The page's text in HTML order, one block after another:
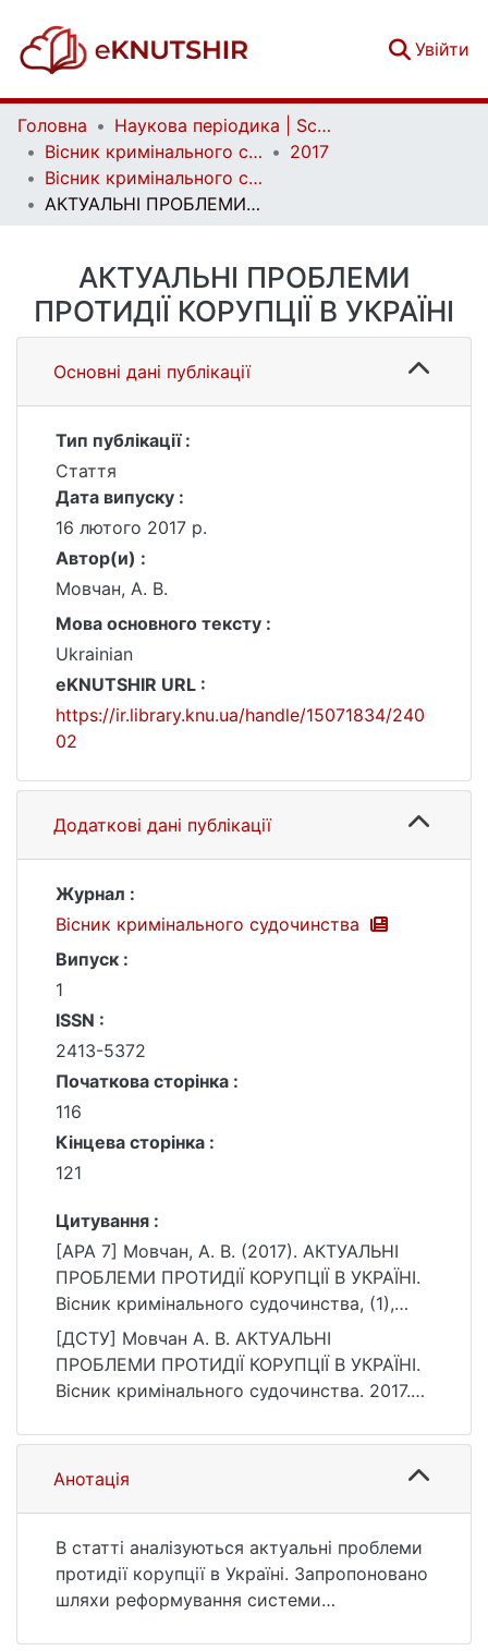
Увійти
Головна
Наукова періодика | Scientific periodicals
Вісник кримінального судочинства | Herald of criminal justice
2017
Вісник кримінального судочинства. № 1
АКТУАЛЬНІ ПРОБЛЕМИ ПРОТИДІЇ КОРУПЦІЇ В УКРАЇНІ
АКТУАЛЬНІ ПРОБЛЕМИ
ПРОТИДІЇ КОРУПЦІЇ В УКРАЇНІ
Основні дані публікації
Тип публікації :
Стаття
Дата випуску :
16 лютого 2017 р.
Автор(и) :
Мовчан, А. В.
Мова основного тексту :
Ukrainian
eKNUTSHIR URL :
https://ir.library.knu.ua/handle/15071834/240
02
Додаткові дані публікації
Журнал :
Вісник кримінального судочинства
Випуск :
1
ISSN :
2413-5372
Початкова сторінка :
116
Кінцева сторінка :
121
Цитування :
[APA 7] Мовчан, А. В. (2017). АКТУАЛЬНІ
ПРОБЛЕМИ ПРОТИДІЇ КОРУПЦІЇ В УКРАЇНІ.
Вісник кримінального судочинства, (1),
116–121.
https://ir.library.knu.ua/handle/15071834/240
02
[ДСТУ] Мовчан А. В. АКТУАЛЬНІ
ПРОБЛЕМИ ПРОТИДІЇ КОРУПЦІЇ В УКРАЇНІ.
Вісник кримінального судочинства. 2017.
https://ir.library.knu.ua/handle/15071834/240
02 (дата звернення: 26.07.2026).
Анотація
В статті аналізуються актуальні проблеми
протидії корупції в Україні. Запропоновано
шляхи реформування системи